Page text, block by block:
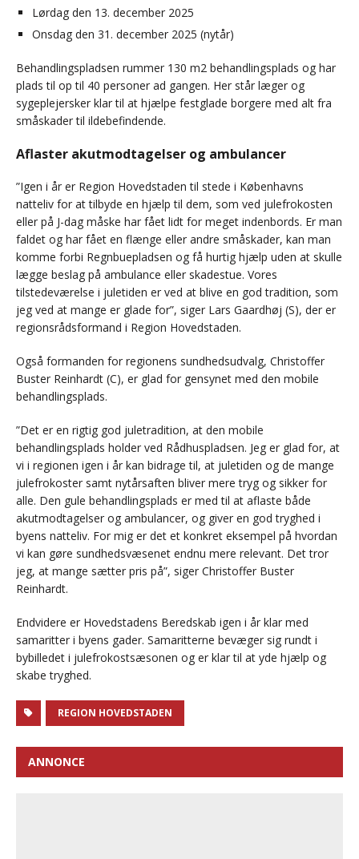
Lørdag den 13. december 2025
Onsdag den 31. december 2025 (nytår)
Behandlingspladsen rummer 130 m2 behandlingsplads og har
plads til op til 40 personer ad gangen. Her står læger og
sygeplejersker klar til at hjælpe festglade borgere med alt fra
småskader til ildebefindende.
Aflaster akutmodtagelser og ambulancer
”Igen i år er Region Hovedstaden til stede i Københavns
natteliv for at tilbyde en hjælp til dem, som ved julefrokosten
eller på J-dag måske har fået lidt for meget indenbords. Er man
faldet og har fået en flænge eller andre småskader, kan man
komme forbi Regnbuepladsen og få hurtig hjælp uden at skulle
lægge beslag på ambulance eller skadestue. Vores
tilstedeværelse i juletiden er ved at blive en god tradition, som
jeg ved at mange er glade for”, siger Lars Gaardhøj (S), der er
regionsrådsformand i Region Hovedstaden.
Også formanden for regionens sundhedsudvalg, Christoffer
Buster Reinhardt (C), er glad for gensynet med den mobile
behandlingsplads.
”Det er en rigtig god juletradition, at den mobile
behandlingsplads holder ved Rådhuspladsen. Jeg er glad for, at
vi i regionen igen i år kan bidrage til, at juletiden og de mange
julefrokoster samt nytårsaften bliver mere tryg og sikker for
alle. Den gule behandlingsplads er med til at aflaste både
akutmodtagelser og ambulancer, og giver en god tryghed i
byens natteliv. For mig er det et konkret eksempel på hvordan
vi kan gøre sundhedsvæsenet endnu mere relevant. Det tror
jeg, at mange sætter pris på”, siger Christoffer Buster
Reinhardt.
Endvidere er Hovedstadens Beredskab igen i år klar med
samaritter i byens gader. Samaritterne bevæger sig rundt i
bybilledet i julefrokostsæsonen og er klar til at yde hjælp og
skabe tryghed.
REGION HOVEDSTADEN
ANNONCE